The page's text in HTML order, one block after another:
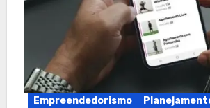
Empreendedorismo